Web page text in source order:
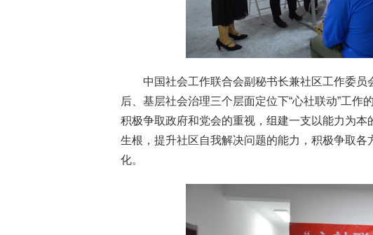
中国社会工作联合会副秘书长兼社区工作委
后、基层社会治理三个层面定位下“心社联动”工作
积极争取政府和党会的重视，组建一支以能力为
生根，提升社区自我解决问题的能力，积极争取
化。